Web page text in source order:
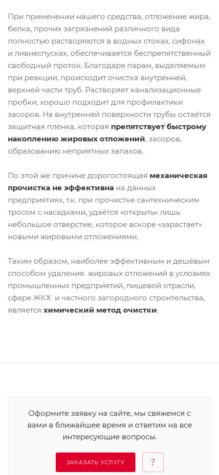
При применении нашего средства, отложение жира,
белка, прочих загрязнений различного вида
полностью растворяются в водных стоках, сифонах
и ливнеспусках, обеспечивается беспрепятственный
свободный проток. Благодаря парам, выделяемым
при реакции, происходит очистка внутренней,
верхней части труб. Растворяет канализационные
пробки, хорошо подходит для профилактики
засоров. На внутренней поверхности трубы остаётся
защитная плёнка, которая препятствует быстрому
накоплению жировых отложений, засоров,
образованию неприятных запахов.
По этой же причине дорогостоящая механическая
прочистка не эффективна на данных
предприятиях, т.к. при прочистке сантехническим
тросом с насадками, удаётся «открыть» лишь
небольшое отверстие, которое вскоре «зарастает»
новыми жировыми отложениями.
Таким образом, наиболее эффективным и дешёвым
способом удаления жировых отложений в условиях
промышленных предприятий, пищевой отрасли,
сфере ЖКХ и частного загородного строительства,
является химический метод очистки.
Оформите заявку на сайте, мы свяжемся с
вами в ближайшее время и ответим на все
интересующие вопросы.
ЗАКАЗАТЬ УСЛУГУ